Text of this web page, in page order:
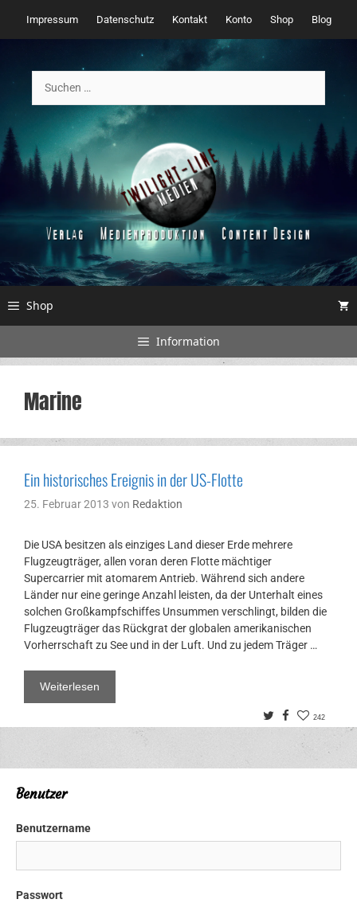
Inhalt
springen
Impressum Datenschutz Kontakt Konto Shop Blog
nach:
Shop
Information
Marine
Ein historisches Ereignis in der US-Flotte
25. Februar 2013 von Redaktion
Die USA besitzen als einziges Land dieser Erde mehrere
Flugzeugträger, allen voran deren Flotte mächtiger
Supercarrier mit atomarem Antrieb. Während sich andere
Länder nur eine geringe Anzahl leisten, da der Unterhalt eines
solchen Großkampfschiffes Unsummen verschlingt, bilden die
Flugzeugträger das Rückgrat der globalen amerikanischen
Vorherrschaft zu See und in der Luft. Und zu jedem Träger …
Weiterlesen
TwitterFacebook
242
Benutzer
Benutzername
Passwort